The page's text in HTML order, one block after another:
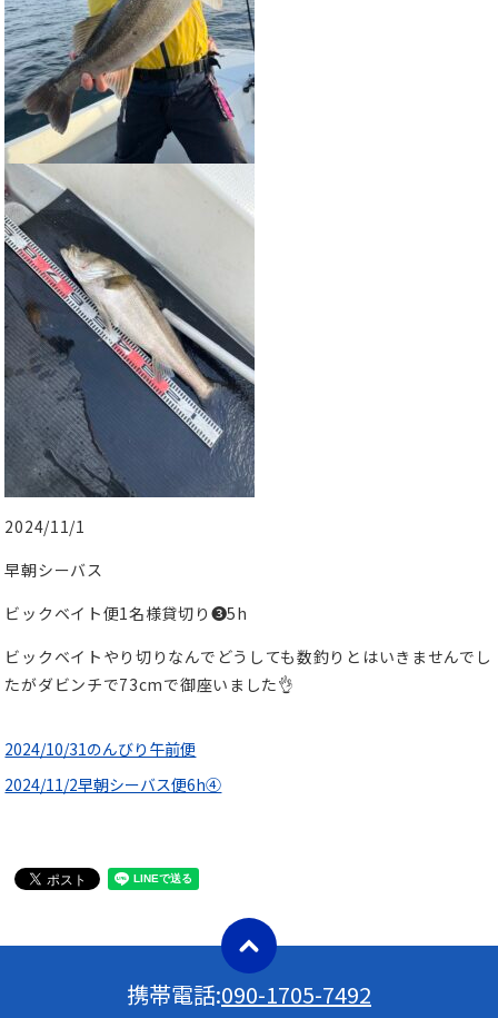
2024/11/1
早朝シーバス
ビックベイト便1名様貸切り❸5h
ビックベイトやり切りなんでどうしても数釣りとはいきませんでし
たがダビンチで73cmで御座いました👌
2024/10/31のんびり午前便
2024/11/2早朝シーバス便6h④
携帯電話:090-1705-7492